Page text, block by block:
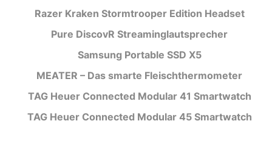
Razer Kraken Stormtrooper Edition Headset
Pure DiscovR Streaminglautsprecher
Samsung Portable SSD X5
MEATER – Das smarte Fleischthermometer
TAG Heuer Connected Modular 41 Smartwatch
TAG Heuer Connected Modular 45 Smartwatch